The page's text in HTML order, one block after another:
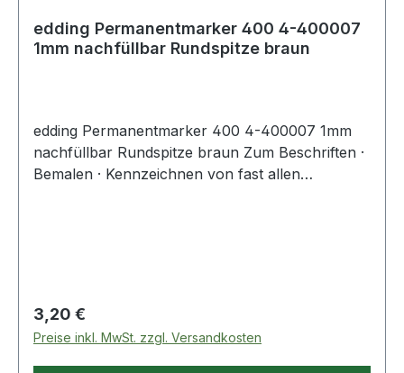
edding Permanentmarker 400 4-400007
1mm nachfüllbar Rundspitze braun
edding Permanentmarker 400 4-400007 1mm
nachfüllbar Rundspitze braun Zum Beschriften ·
Bemalen · Kennzeichnen von fast allen
Regulärer Preis:
3,20 €
Preise inkl. MwSt. zzgl. Versandkosten